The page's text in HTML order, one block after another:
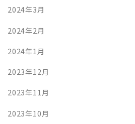
2024年3月
2024年2月
2024年1月
2023年12月
2023年11月
2023年10月